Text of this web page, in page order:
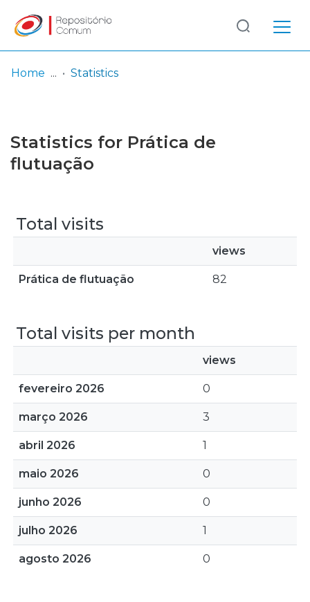
Browse repository
Log
In
(current)
Home Statistics
Statistics for Prática de
flutuação
Total visits
views
Prática de flutuação 82
Total visits per month
views
fevereiro 2026 0
março 2026 3
abril 2026 1
maio 2026 0
junho 2026 0
julho 2026 1
agosto 2026 0